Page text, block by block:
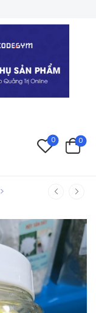
0 0
>